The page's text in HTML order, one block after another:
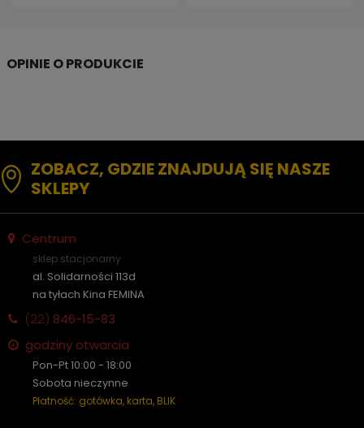
ZOBACZ, GDZIE ZNAJDUJĄ SIĘ NASZE
SKLEPY
Centrum
sklep stacjonarny
al. Solidarności 113d
na tyłach Kina FEMINA
(22) 846-15-83
godziny otwarcia
Pon-Pt 10:00 - 18:00
Sobota nieczynne
Płatność: gotówka, karta, BLIK